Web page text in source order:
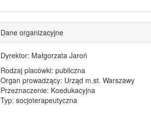
Dane organizacyjne
Dyrektor: Małgorzata Jaroń
Rodzaj placówki: publiczna
Organ prowadzący: Urząd m.st. Warszawy
Przeznaczenie: Koedukacyjna
Typ: socjoterapeutyczna